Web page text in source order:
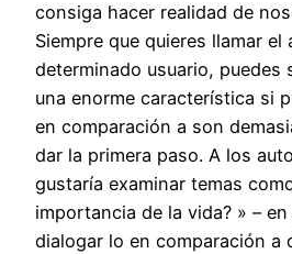
consiga hacer realidad de
Siempre que quieres llamar el
determinado usuario, puedes
una enorme característica si
en comparación a son
dar la primera paso. A los
gustaría examinar temas
importancia de la vida? » –
dialogar lo en comparación a